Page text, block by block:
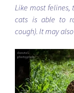
Like most felines,
cats is able to
cough). It may